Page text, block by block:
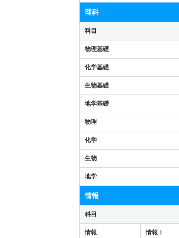
理科
科目
物理基礎
化学基礎
生物基礎
地学基礎
物理
化学
生物
地学
情報
科目
情報 情報Ⅰ